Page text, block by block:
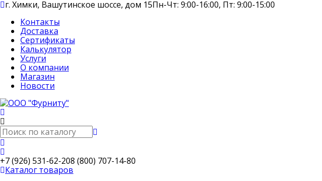
г. Химки, Вашутинское шоссе, дом 15Пн-Чт: 9:00-16:00, Пт: 9:00-15:00
Контакты
Доставка
Сертификаты
Калькулятор
Услуги
О компании
Магазин
Новости
+7 (926) 531-62-208 (800) 707-14-80
Каталог товаров